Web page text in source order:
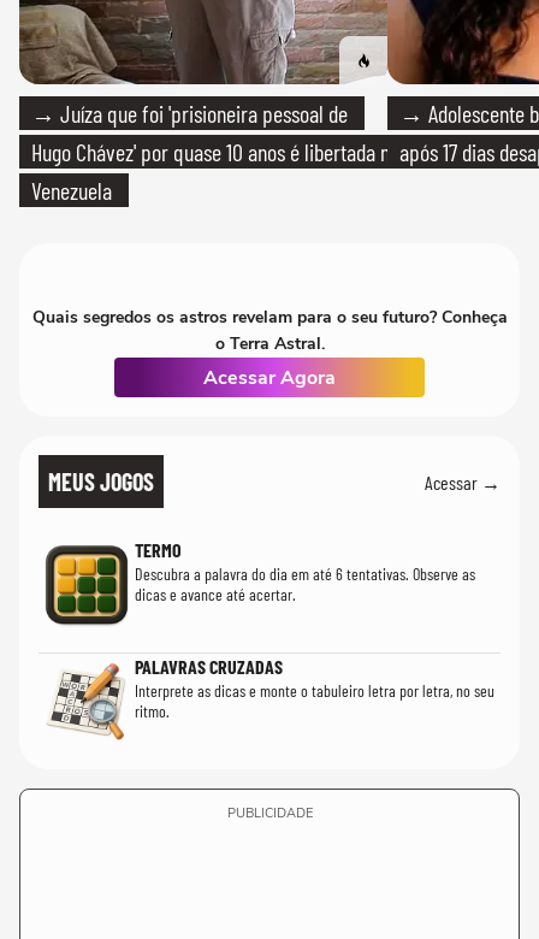
→ Juíza que foi 'prisioneira pessoal de
Hugo Chávez' por quase 10 anos é libertada na
Venezuela
→ Adolescente
após 17 dias
Quais segredos os astros revelam para o seu futuro? Conheça
o Terra Astral.
Acessar Agora
MEUS JOGOS Acessar →
TERMO
Descubra a palavra do dia em até 6 tentativas. Observe as
dicas e avance até acertar.
PALAVRAS CRUZADAS
Interprete as dicas e monte o tabuleiro letra por letra, no seu
ritmo.
PUBLICIDADE